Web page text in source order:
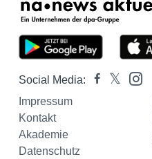
Social Media:
Impressum
Kontakt
Akademie
Datenschutz